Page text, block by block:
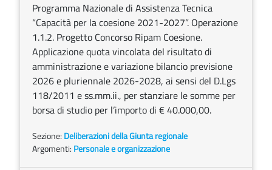
Programma Nazionale di Assistenza Tecnica
“Capacità per la coesione 2021-2027”. Operazione
1.1.2. Progetto Concorso Ripam Coesione.
Applicazione quota vincolata del risultato di
amministrazione e variazione bilancio previsione
2026 e pluriennale 2026-2028, ai sensi del D.Lgs
118/2011 e ss.mm.ii., per stanziare le somme per
borsa di studio per l’importo di € 40.000,00.
Sezione: Deliberazioni della Giunta regionale
Argomenti: Personale e organizzazione